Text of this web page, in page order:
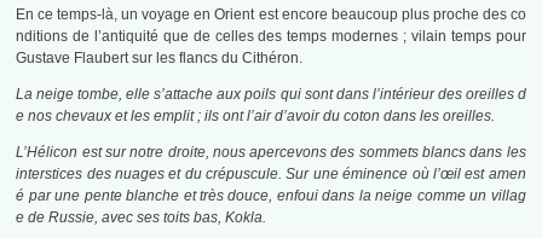
En ce temps-là, un voyage en Orient est encore beaucoup plus proche des co
nditions de l’antiquité que de celles des temps modernes ; vilain temps pour
Gustave Flaubert sur les flancs du Cithéron.
La neige tombe, elle s’attache aux poils qui sont dans l’intérieur des oreilles d
e nos chevaux et les emplit ; ils ont l’air d’avoir du coton dans les oreilles.
L’Hélicon est sur notre droite, nous apercevons des sommets blancs dans les
interstices des nuages et du crépuscule. Sur une éminence où l’œil est amen
é par une pente blanche et très douce, enfoui dans la neige comme un villag
e de Russie, avec ses toits bas, Kokla.